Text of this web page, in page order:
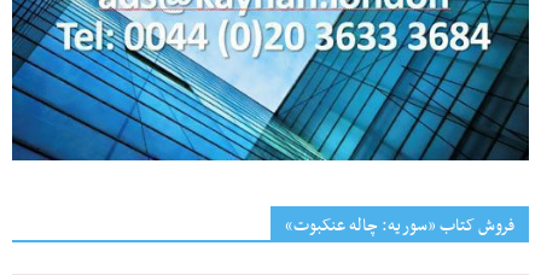
فروش کتاب «سوریه: چاله عنکبوت»